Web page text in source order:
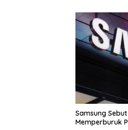
Samsung
Memperburuk